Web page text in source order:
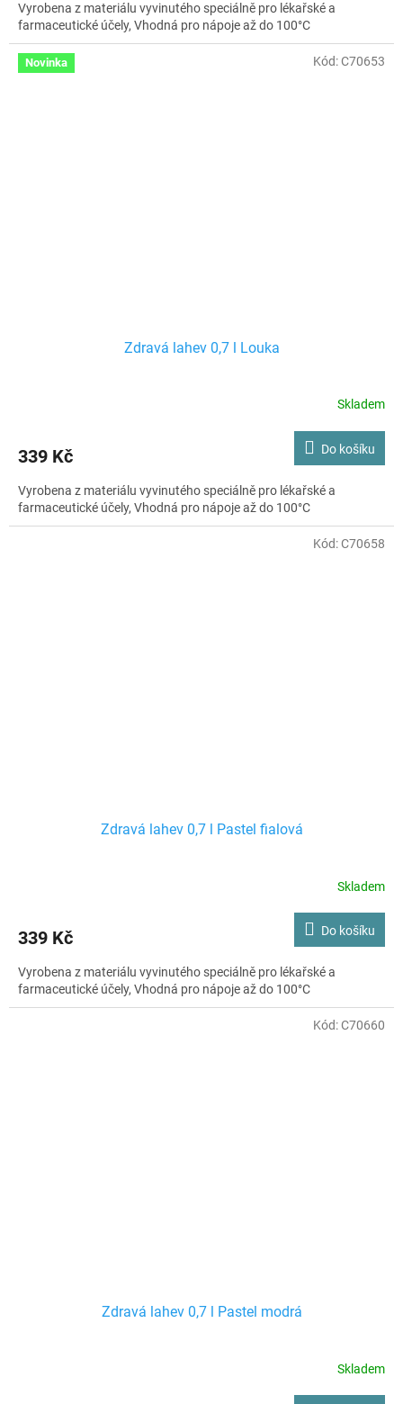
Vyrobena z materiálu vyvinutého speciálně pro lékařské a
farmaceutické účely, Vhodná pro nápoje až do 100°C
Novinka
Zdravá lahev 0,7 l Louka
Skladem
339 Kč Do košíku
Vyrobena z materiálu vyvinutého speciálně pro lékařské a
farmaceutické účely, Vhodná pro nápoje až do 100°C
Kód:C70653
Zdravá lahev 0,7 l Pastel fialová
Skladem
339 Kč Do košíku
Vyrobena z materiálu vyvinutého speciálně pro lékařské a
farmaceutické účely, Vhodná pro nápoje až do 100°C
Kód:C70658
Zdravá lahev 0,7 l Pastel modrá
Skladem
Kód:C70660